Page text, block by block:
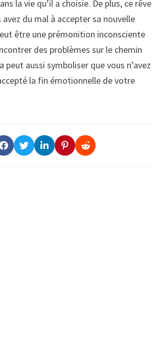
la vie qu’il a choisie. De plus, ce rêve
du mal à accepter sa nouvelle
être une prémonition inconsciente
des problèmes sur le chemin
peut aussi symboliser que vous n’avez
la fin émotionnelle de votre